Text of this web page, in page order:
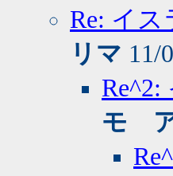
Re: イ
リマ 11/
モ